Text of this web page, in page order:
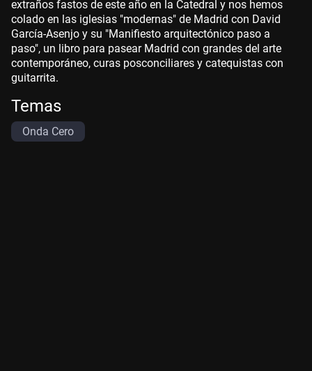
extraños fastos de este año en la Catedral y nos hemos
colado en las iglesias "modernas" de Madrid con David
García-Asenjo y su "Manifiesto arquitectónico paso a
paso", un libro para pasear Madrid con grandes del arte
contemporáneo, curas posconciliares y catequistas con
guitarrita.
Temas
Onda Cero